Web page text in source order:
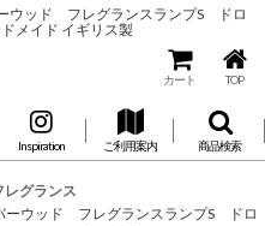
ウッド フレグランスランプS ドロ
メイド イギリス製
カート TOP
Inspiration ご利用案内 商品検索
レグランス
ーウッド フレグランスランプS ドロ